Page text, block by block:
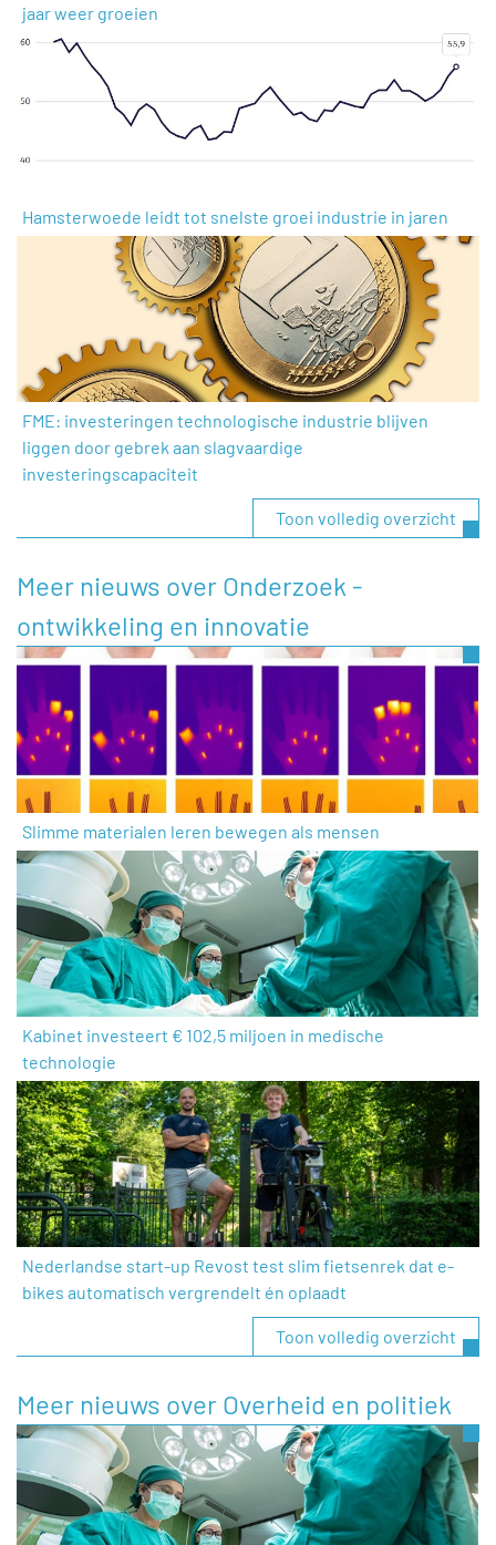
jaar weer groeien
Hamsterwoede leidt tot snelste groei industrie in jaren
FME: investeringen technologische industrie blijven
liggen door gebrek aan slagvaardige
investeringscapaciteit
Toon volledig overzicht
Meer nieuws over Onderzoek -
ontwikkeling en innovatie
Slimme materialen leren bewegen als mensen
Kabinet investeert € 102,5 miljoen in medische
technologie
Nederlandse start-up Revost test slim fietsenrek dat e-
bikes automatisch vergrendelt én oplaadt
Toon volledig overzicht
Meer nieuws over Overheid en politiek